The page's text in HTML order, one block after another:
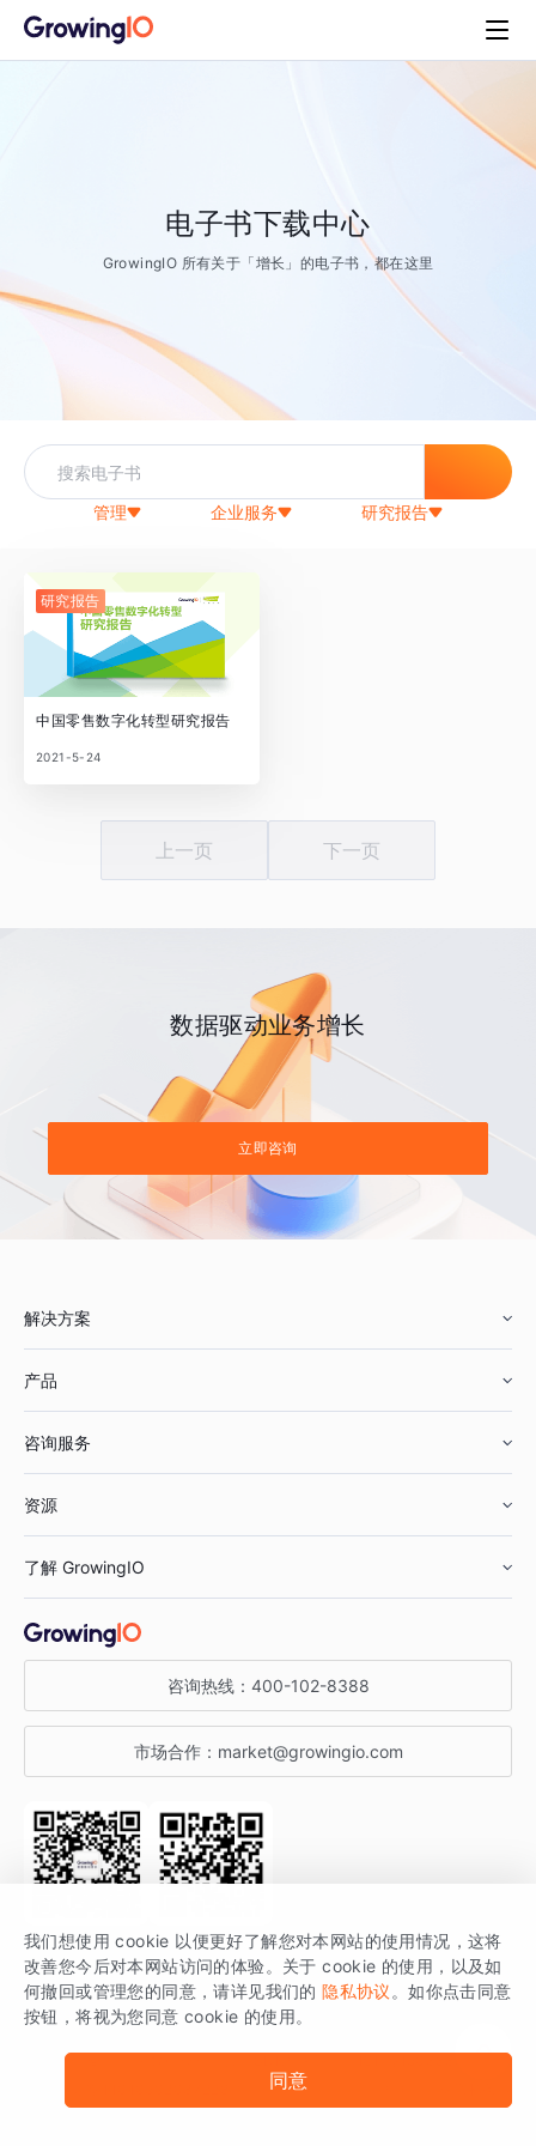
电子书下载中心
GrowingIO 所有关于「增长」的电子书，都在这里
管理 企业服务 研究报告
研究报告
中国零售数字化转型研究报告
2021-5-24
上一页 下一页
数据驱动业务增长
立即咨询
解决方案
鞋服行业
汽车行业
金融行业
产品
智能运营
获客分析
咨询服务
资源
增长公开课
增长博客
开发者文档
SDK 文档
场景指南
了解 GrowingIO
关于 GrowingIO
增长大会
行业活动
咨询热线： 400-102-8388
市场合作： market@growingio.com
关注公众号 获取更多干货
GrowingIO 是专注于数据智能分析与增长的品牌，核心平台为 GrowingIO
分析云。
版权所有 © 北京易数科技有限公司
我们想使用 cookie 以便更好了解您对本网站的使用情况，这将
改善您今后对本网站访问的体验。关于 cookie 的使用，以及如
何撤回或管理您的同意，请详见我们的 隐私协议 。如你点击同意
按钮，将视为您同意 cookie 的使用。
同意